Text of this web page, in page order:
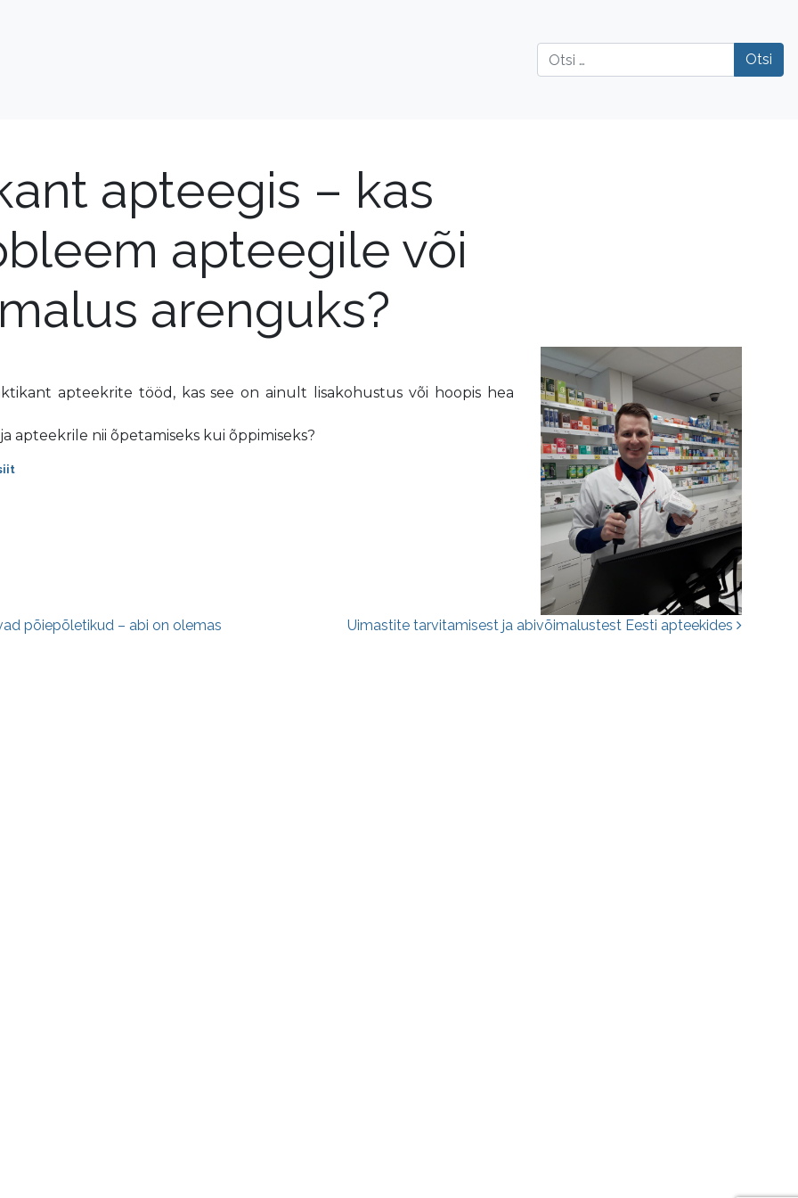
Otsi
apteegis – kas
apteegile või
arenguks?
apteekrite tööd, kas see on ainult lisakohustus või hoopis hea
apteekrile nii õpetamiseks kui õppimiseks?
navigatsioon
põiepõletikud – abi on olemas Uimastite tarvitamisest ja abivõimalustest Eesti apteekides